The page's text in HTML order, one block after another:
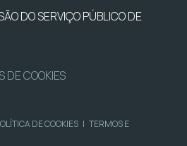
DO SERVIÇO PÚBLICO DE
DE COOKIES
DE COOKIES | TERMOS E